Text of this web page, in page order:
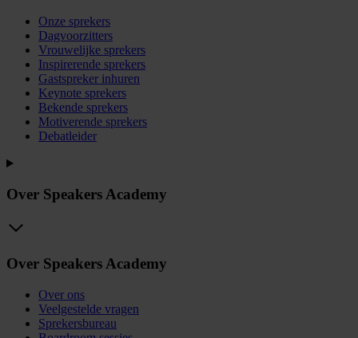
Onze sprekers
Dagvoorzitters
Vrouwelijke sprekers
Inspirerende sprekers
Gastspreker inhuren
Keynote sprekers
Bekende sprekers
Motiverende sprekers
Debatleider
Over Speakers Academy
Over Speakers Academy
Over ons
Veelgestelde vragen
Sprekersbureau